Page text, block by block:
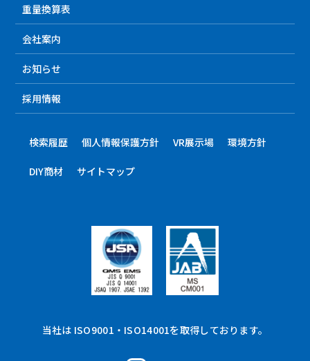
重量換算表
会社案内
お知らせ
採用情報
検索履歴 個人情報保護方針 VR展示場 環境方針
DIY商材 サイトマップ
当社は ISO9001・ISO14001を取得しております。